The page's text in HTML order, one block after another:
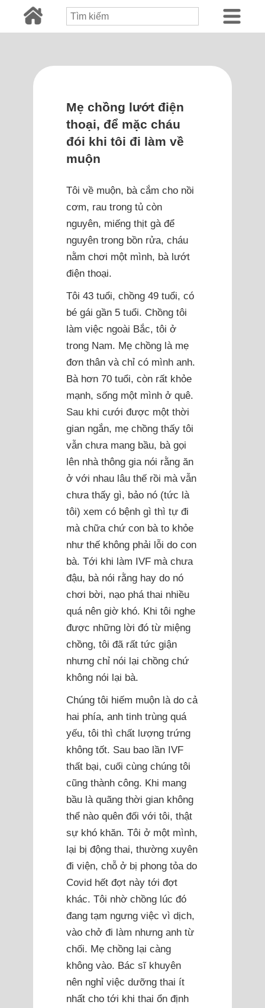
Mẹ chồng lướt điện
thoại, để mặc cháu
đói khi tôi đi làm về
muộn
Tôi về muộn, bà cắm cho nồi
cơm, rau trong tủ còn
nguyên, miếng thịt gà để
nguyên trong bồn rửa, cháu
nằm chơi một mình, bà lướt
điện thoại.
Tôi 43 tuổi, chồng 49 tuổi, có
bé gái gần 5 tuổi. Chồng tôi
làm việc ngoài Bắc, tôi ở
trong Nam. Mẹ chồng là mẹ
đơn thân và chỉ có mình anh.
Bà hơn 70 tuổi, còn rất khỏe
mạnh, sống một mình ở quê.
Sau khi cưới được một thời
gian ngắn, mẹ chồng thấy tôi
vẫn chưa mang bầu, bà gọi
lên nhà thông gia nói rằng ăn
ở với nhau lâu thế rồi mà vẫn
chưa thấy gì, bảo nó (tức là
tôi) xem có bệnh gì thì tự đi
mà chữa chứ con bà to khỏe
như thế không phải lỗi do con
bà. Tới khi làm IVF mà chưa
đậu, bà nói rằng hay do nó
chơi bời, nạo phá thai nhiều
quá nên giờ khó. Khi tôi nghe
được những lời đó từ miệng
chồng, tôi đã rất tức giận
nhưng chỉ nói lại chồng chứ
không nói lại bà.
Chúng tôi hiếm muộn là do cả
hai phía, anh tinh trùng quá
yếu, tôi thì chất lượng trứng
không tốt. Sau bao lần IVF
thất bại, cuối cùng chúng tôi
cũng thành công. Khi mang
bầu là quãng thời gian không
thể nào quên đối với tôi, thật
sự khó khăn. Tôi ở một mình,
lại bị động thai, thường xuyên
đi viện, chỗ ở bị phong tỏa do
Covid hết đợt này tới đợt
khác. Tôi nhờ chồng lúc đó
đang tạm ngưng việc vì dịch,
vào chở đi làm nhưng anh từ
chối. Mẹ chồng lại càng
không vào. Bác sĩ khuyên
nên nghỉ việc dưỡng thai ít
nhất cho tới khi thai ổn định